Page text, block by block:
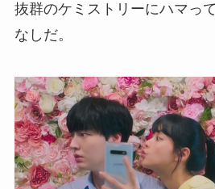
抜群のケミストリーにハマっ
なしだ。